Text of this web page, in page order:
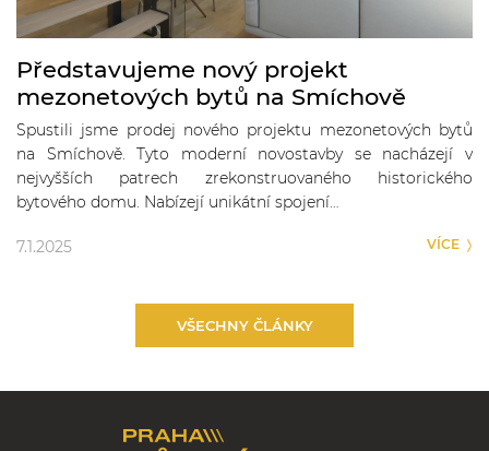
Představujeme nový projekt
mezonetových bytů na Smíchově
Spustili jsme prodej nového projektu mezonetových bytů
na Smíchově. Tyto moderní novostavby se nacházejí v
nejvyšších patrech zrekonstruovaného historického
bytového domu. Nabízejí unikátní spojení…
7.1.2025 VÍCE
VŠECHNY ČLÁNKY